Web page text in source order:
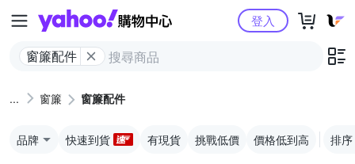
Yahoo購物中心
窗簾配件
登入
窗簾 窗簾配件
品牌 快速到貨 有現貨 挑戰低價 價格低到高 排序